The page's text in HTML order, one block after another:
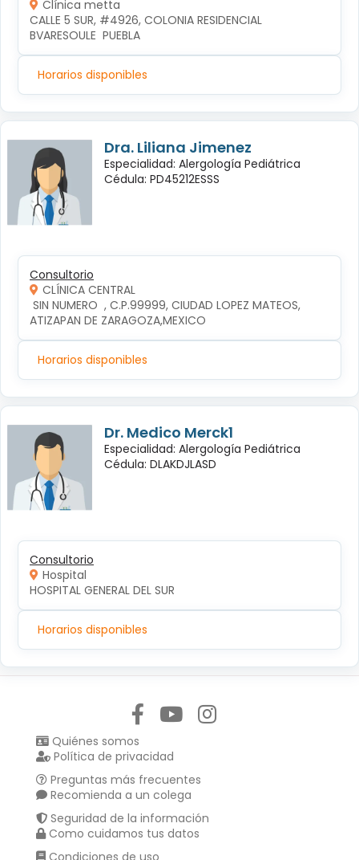
Clínica metta
CALLE 5 SUR, #4926, COLONIA RESIDENCIAL
BVARESOULE  PUEBLA
Horarios disponibles
Dra. Liliana Jimenez
Especialidad: Alergología Pediátrica
Cédula: PD45212ESSS
Consultorio
CLÍNICA CENTRAL
ATIZAPAN DE ZARAGOZA,MEXICO
Horarios disponibles
Dr. Medico Merck1
Especialidad: Alergología Pediátrica
Cédula: DLAKDJLASD
Consultorio
Hospital
HOSPITAL GENERAL DEL SUR
Horarios disponibles
Quiénes somos
Política de privacidad
Preguntas más frecuentes
Recomienda a un colega
Seguridad de la información
Como cuidamos tus datos
Condiciones de uso